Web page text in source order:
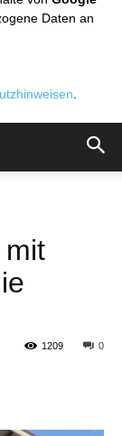
Daten an
0
1209